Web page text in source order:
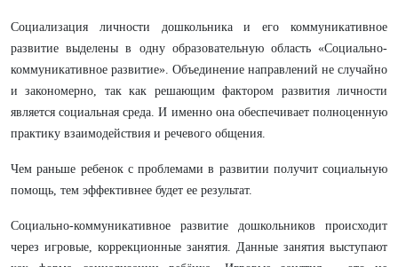
Социализация личности дошкольника и его коммуникативное
развитие выделены в одну образовательную область «Социально-
коммуникативное развитие». Объединение направлений не случайно
и закономерно, так как решающим фактором развития личности
является социальная среда. И именно она обеспечивает полноценную
практику взаимодействия и речевого общения.
Чем раньше ребенок с проблемами в развитии получит социальную
помощь, тем эффективнее будет ее результат.
Социально-коммуникативное развитие дошкольников происходит
через игровые, коррекционные занятия. Данные занятия выступают